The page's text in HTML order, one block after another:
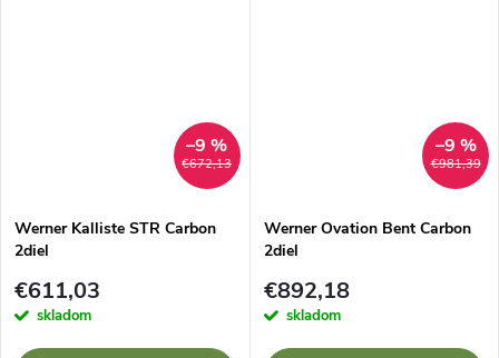
€672,13
–9 %
Werner Kalliste STR Carbon
2diel
€611,03
skladom
€981,39
–9 %
Werner Ovation Bent Carbon
2diel
€892,18
skladom